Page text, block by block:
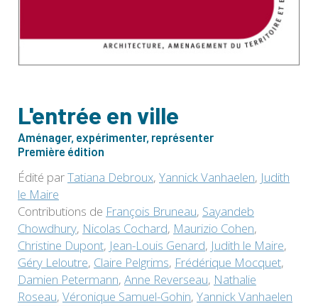
L'entrée en ville
Aménager, expérimenter, représenter
Première édition
Édité parTatiana Debroux, Yannick Vanhaelen, Judith
le Maire
Contributions de François Bruneau, Sayandeb
Chowdhury, Nicolas Cochard, Maurizio Cohen,
Christine Dupont, Jean-Louis Genard, Judith le Maire,
Géry Leloutre, Claire Pelgrims, Frédérique Mocquet,
Damien Petermann, Anne Reverseau, Nathalie
Roseau, Véronique Samuel-Gohin, Yannick Vanhaelen